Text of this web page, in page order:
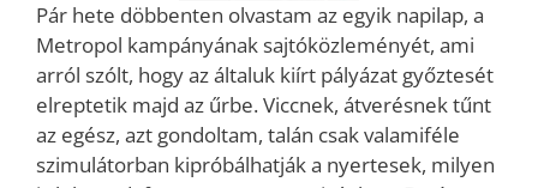
Pár hete döbbenten olvastam az egyik napilap, a
Metropol kampányának sajtóközleményét, ami
arról szólt, hogy az általuk kiírt pályázat győztesét
elreptetik majd az űrbe. Viccnek, átverésnek tűnt
az egész, azt gondoltam, talán csak valamiféle
szimulátorban kipróbálhatják a nyertesek, milyen